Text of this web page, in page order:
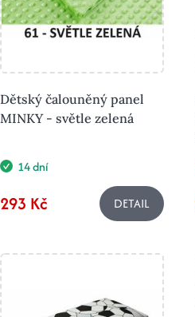
Dětský čalouněný panel
MINKY - světle zelená
14 dní
293 Kč DETAIL